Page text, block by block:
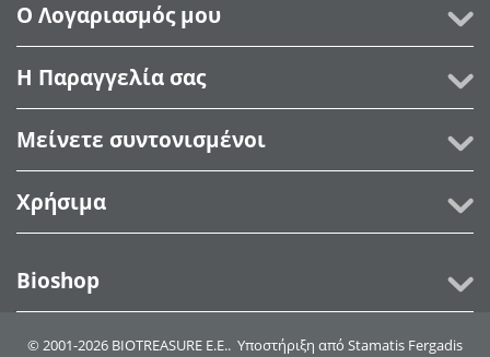
Ο Λογαριασμός μου
Η Παραγγελία σας
Μείνετε συντονισμένοι
Χρήσιμα
Bioshop
© 2001-2026 BIOTREASURE Ε.Ε.. Υποστήριξη από Stamatis Fergadis